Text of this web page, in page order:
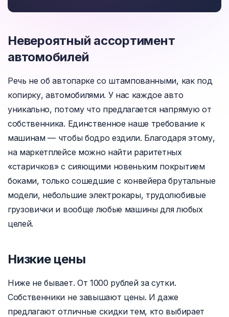
Невероятный ассортимент
автомобилей
Речь не об автопарке со штампованными, как под
копирку, автомобилями. У нас каждое авто
уникально, потому что предлагается напрямую от
собственника. Единственное наше требование к
машинам — чтобы бодро ездили. Благодаря этому,
на маркетплейсе можно найти раритетных
«старичков» с сияющими новеньким покрытием
боками, только сошедшие с конвейера брутальные
модели, небольшие электрокары, трудолюбивые
грузовички и вообще любые машины для любых
целей.
Низкие цены
Ниже не бывает. От 1000 рублей за сутки.
Собственники не завышают цены. И даже
предлагают отличные скидки тем, кто выбирает